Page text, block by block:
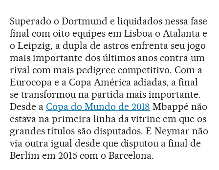
Superado o Dortmund e liquidados nessa fase
final com oito equipes em Lisboa o Atalanta e
o Leipzig, a dupla de astros enfrenta seu jogo
mais importante dos últimos anos contra um
rival com mais pedigree competitivo. Com a
Eurocopa e a Copa América adiadas, a final
se transformou na partida mais importante.
Desde a Copa do Mundo de 2018 Mbappé não
estava na primeira linha da vitrine em que os
grandes títulos são disputados. E Neymar não
via outra igual desde que disputou a final de
Berlim em 2015 com o Barcelona.